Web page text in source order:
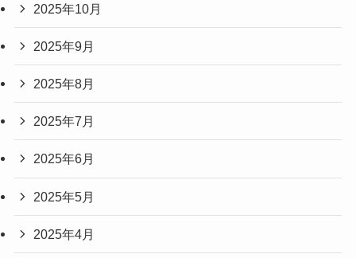
2025年10月
2025年9月
2025年8月
2025年7月
2025年6月
2025年5月
2025年4月